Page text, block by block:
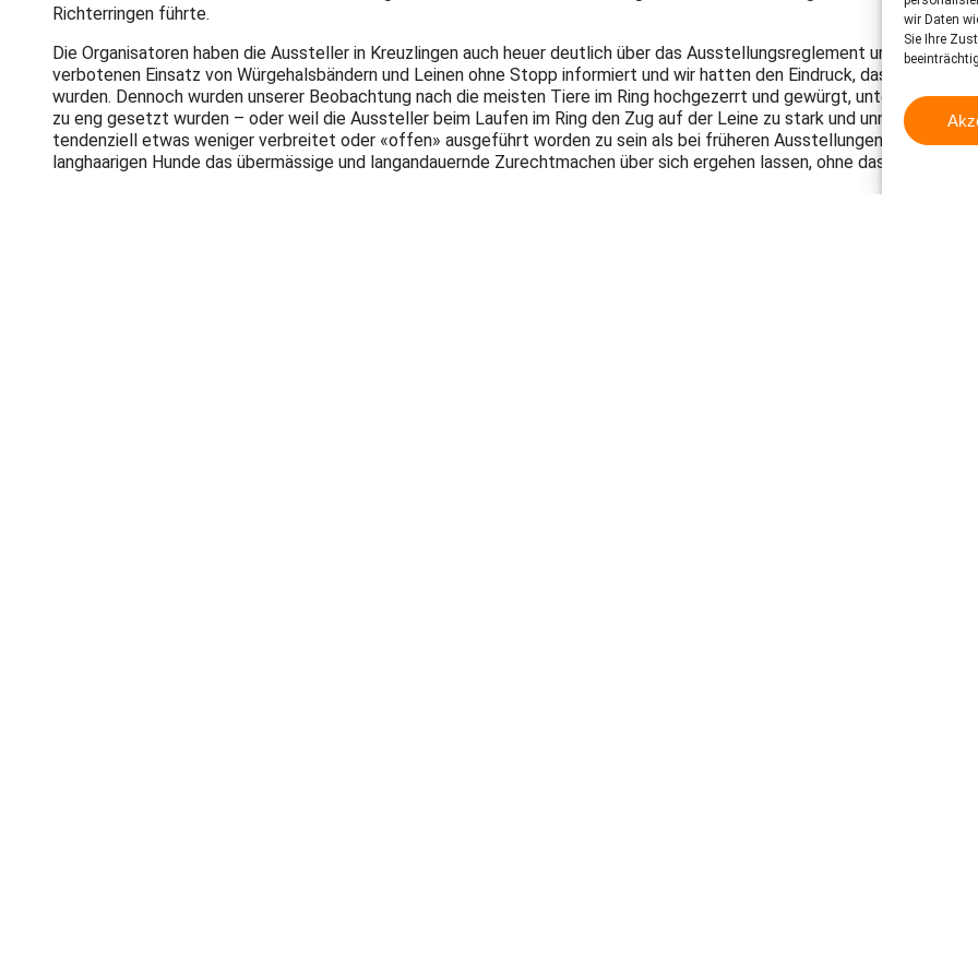
wir Daten
Sie Ihre
Richterringen führte.
Die Organisatoren haben die Aussteller in Kreuzlingen auch heuer deutlich über das Ausstellungsreglement und somit
verbotenen Einsatz von Würgehalsbändern und Leinen ohne Stopp informiert und wir hatten den Eindruck, dass
wurden. Dennoch wurden unserer Beobachtung nach die meisten Tiere im Ring hochgezerrt und gewürgt, unter
zu eng gesetzt wurden – oder weil die Aussteller beim Laufen im Ring den Zug auf der Leine zu stark und unnachgiebig
tendenziell etwas weniger verbreitet oder «offen» ausgeführt worden zu sein als bei früheren Ausstellungen. Dennoch
langhaarigen Hunde das übermässige und langandauernde Zurechtmachen über sich ergehen lassen, ohne dass dies
Es zeigte sich auch an dieser Ausstellung wieder, dass Verbote nicht viel bringen, wenn deren Einhaltung nicht